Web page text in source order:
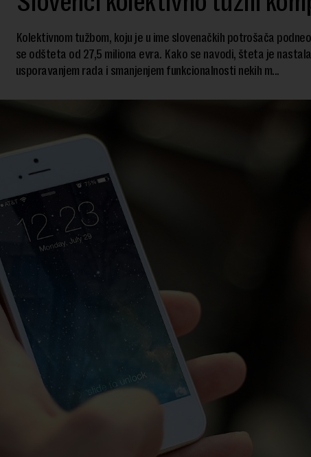
Kolektivnom tužbom, koju je u ime slovenačkih potrošača
se odšteta od 27,5 miliona evra. Kako se navodi, šteta je
usporavanjem rada i smanjenjem funkcionalnosti nekih m...